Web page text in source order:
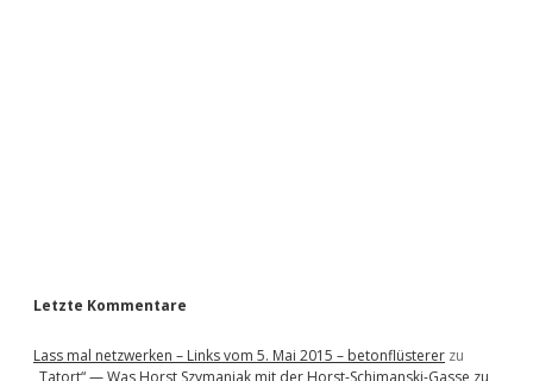
Letzte Kommentare
Lass mal netzwerken – Links vom 5. Mai 2015 – betonflüsterer zu
„Tatort“ — Was Horst Szymaniak mit der Horst-Schimanski-Gasse zu